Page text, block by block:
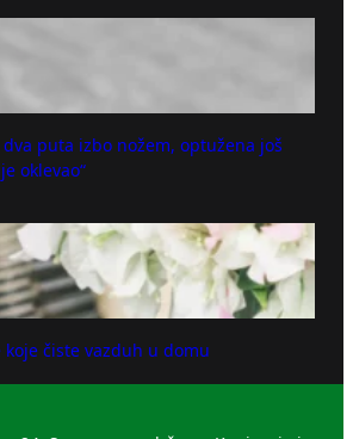
puta izbo nožem, optužena još
oklevao“
čiste vazduh u domu